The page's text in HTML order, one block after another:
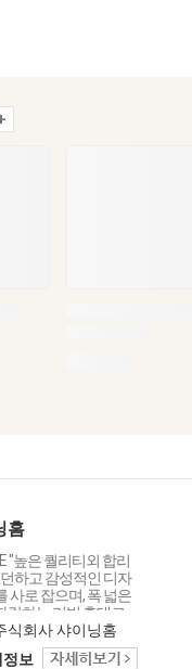
홈
"높은 퀄리티외 합리
하고 감성적인 디자
사로 잡으며, 폭 넓은
랑하는 리빙 홈데코
닝홈입니다.
식회사 샤이닝홈
보